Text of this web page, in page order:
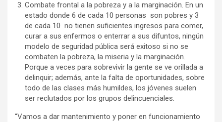
Combate frontal a la pobreza y a la marginación. En un
estado donde 6 de cada 10 personas son pobres y 3
de cada 10 no tienen suficientes ingresos para comer,
curar a sus enfermos o enterrar a sus difuntos, ningún
modelo de seguridad pública será exitoso si no se
combaten la pobreza, la miseria y la marginación.
Porque a veces para sobrevivir la gente se ve orillada a
delinquir; además, ante la falta de oportunidades, sobre
todo de las clases más humildes, los jóvenes suelen
ser reclutados por los grupos delincuenciales.
“Vamos a dar mantenimiento y poner en funcionamiento